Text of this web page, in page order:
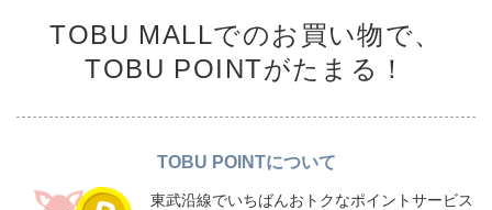
TOBU MALLでのお買い物で、
TOBU POINTがたまる！
TOBU POINTについて
東武沿線でいちばんおトクなポイントサービス